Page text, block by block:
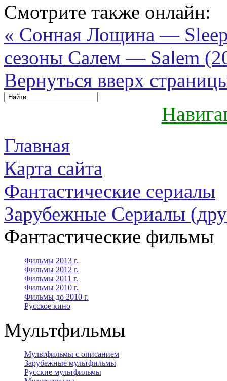
Смотрите также онлайн:
« Сонная Лощина —
сезоны Салем — Salem
Вернуться вверх
Главная
Карта сайта
Фантастические сериалы
Зарубежные Сериалы
Фантастические фильмы
Фильмы 2013 г.
Фильмы 2012 г.
Фильмы 2011 г.
Фильмы 2010 г.
Фильмы до 2010 г.
Русское кино
Мультфильмы
Мультфильмы с описанием
Зарубежные мультфильмы
Русские мультфильмы